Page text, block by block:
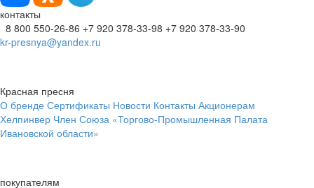
контакты
8 800 550-26-86 +7 920 378-33-98 +7 920 378-33-90
kr-presnya@yandex.ru
Красная пресня
О бренде Сертификаты Новости Контакты Акционерам
Хелпинвер Член Союза «Торгово-Промышленная Палата
Ивановской области»
покупателям